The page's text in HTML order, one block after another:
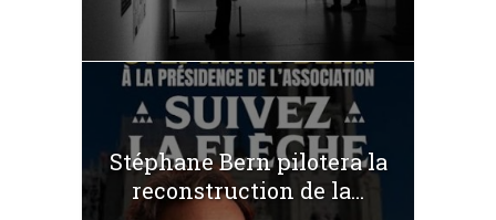
Stéphane Bern pilotera la
reconstruction de la...